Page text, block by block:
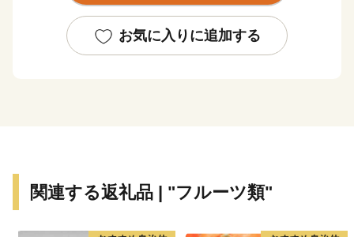
山並みがひろがっています。
温暖な瀬戸内海特有の風土により、春秋は快晴の日が
に移行し、新たなステージで魅力と活力あふれる街づく
お気に入りに追加する
関連する返礼品 | "フルーツ類"